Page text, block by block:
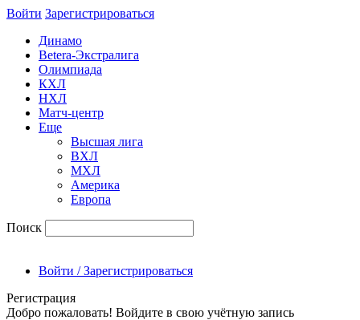
Войти Зарегиcтрироваться
Динамо
Betera-Экстралига
Олимпиада
КХЛ
НХЛ
Матч-центр
Еще
Высшая лига
ВХЛ
МХЛ
Америка
Европа
Поиск
Войти / Зарегистрироваться
Регистрация
Добро пожаловать! Войдите в свою учётную запись